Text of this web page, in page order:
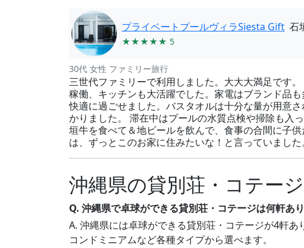
プライベートプールヴィラSiesta Gift 石
★★★★★ 5
30代 女性 ファミリー旅行
三世代ファミリーで利用しました。大大大満足です
稼働、キッチンも大活躍でした。家電はブランド品
快適に過ごせました。バスタオルは十分な量が用意
かりました。 滞在中はプールの水質点検や掃除も入
垣牛を食べて＆地ビールを飲んで、食事の合間に子
は、ずっとこのお家に住みたいな！と言っていまし
沖縄県の貸別荘・コテー
Q. 沖縄県で卓球ができる貸別荘・コテージは何軒あ
A. 沖縄県には卓球ができる貸別荘・コテージが4軒
コンドミニアムなど各種タイプから選べます。